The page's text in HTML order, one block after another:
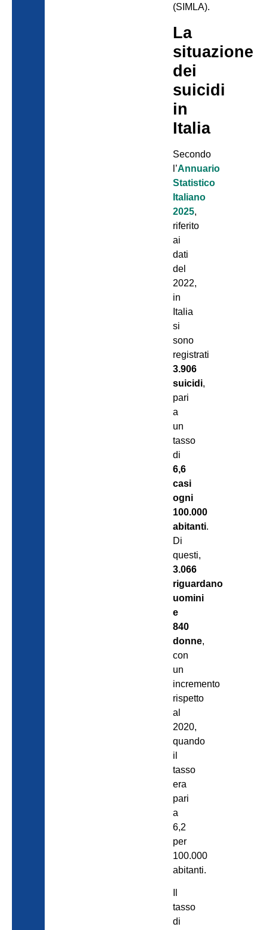
(SIMLA).
La
situazione
dei
suicidi
in
Italia
Secondo
l’Annuario
Statistico
Italiano
2025,
riferito
ai
dati
del
2022,
in
Italia
si
sono
registrati
3.906
suicidi,
pari
a
un
tasso
di
6,6
casi
ogni
100.000
abitanti.
Di
questi,
3.066
riguardano
uomini
e
840
donne,
con
un
incremento
rispetto
al
2020,
quando
il
tasso
era
pari
a
6,2
per
100.000
abitanti.
tasso
di